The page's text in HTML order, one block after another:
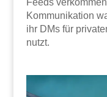
Feeds
Kommunikation
ihr DMs für
nutzt.